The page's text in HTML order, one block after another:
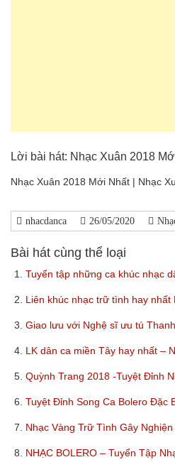
Lời bài hát: Nhạc Xuân 2018
Nhạc Xuân 2018 Mới Nhất | Nhạc
nhacdanca 26/05/2020
Bài hát cùng thể loại
1. Tuyển tập những ca khúc nhạc
2. Liên khúc nhạc trữ tình hay nhất
3. Giao lưu với Nghệ sĩ ưu tú
4. LK dân ca miền Tây hay nhất –
5. Quỳnh Trang 2018 -Tuyệt Đỉnh
6. Tuyệt Đỉnh Song Ca Bolero Đặc
7. Nhạc Vàng Trữ Tình Gây
8. NHẠC BOLERO – Tuyển Tập